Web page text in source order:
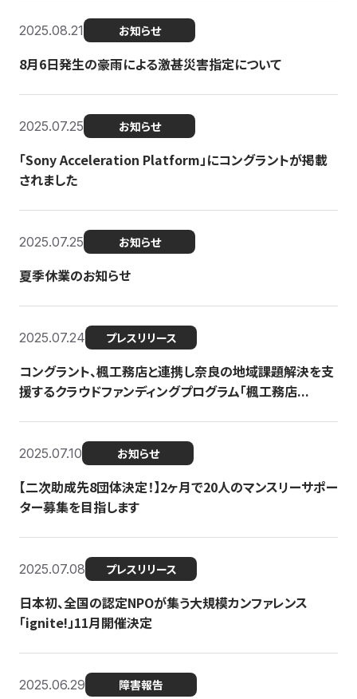
2025.08.21 お知らせ
8月6日発生の豪雨による激甚災害指定について
2025.07.25 お知らせ
「Sony Acceleration Platform」にコングラントが掲載
されました
2025.07.25 お知らせ
夏季休業のお知らせ
2025.07.24 プレスリリース
コングラント、楓工務店と連携し奈良の地域課題解決を支
援するクラウドファンディングプログラム「楓工務店...
2025.07.10 お知らせ
【二次助成先8団体決定！】2ヶ月で20人のマンスリーサポー
ター募集を目指します
2025.07.08 プレスリリース
日本初、全国の認定NPOが集う大規模カンファレンス
「ignite!」11月開催決定
2025.06.29 障害報告